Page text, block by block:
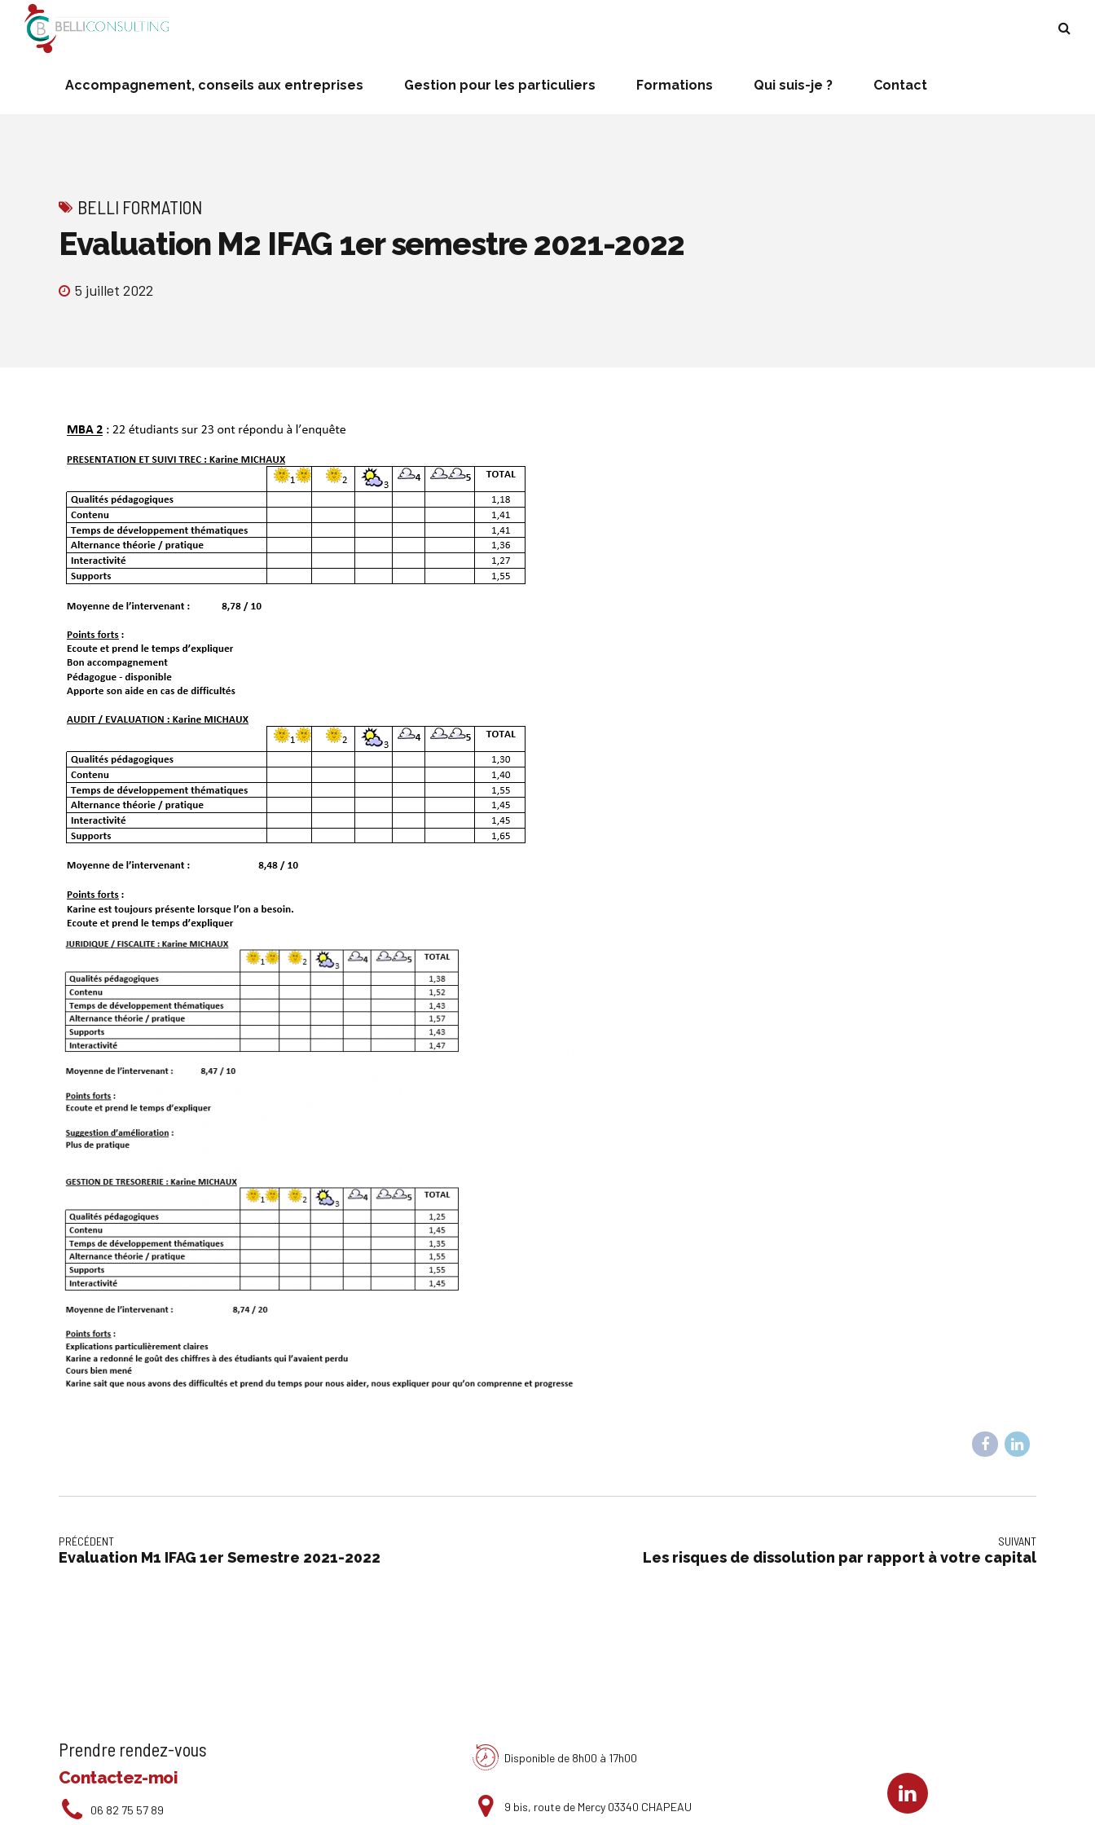
Accompagnement, conseils aux entreprises Gestion pour les particuliers Formations Qui suis-je ? Contact
BELLI FORMATION
Evaluation M2 IFAG 1er semestre 2021-2022
5 juillet 2022
PRÉCÉDENT
Evaluation M1 IFAG 1er Semestre 2021-2022
SUIVANT
Les risques de dissolution par rapport à votre capital
Prendre rendez-vous
Contactez-moi
06 82 75 57 89
Disponible de 8h00 à 17h00
9 bis, route de Mercy 03340 CHAPEAU